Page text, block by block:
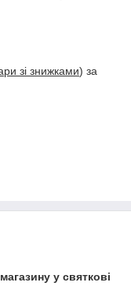
зі знижками) за
у святкові